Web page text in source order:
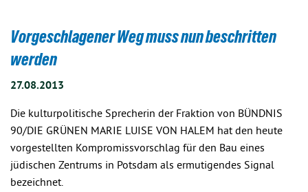
Vorgeschlagener Weg muss nun beschritten
werden
27.08.2013
Die kulturpolitische Sprecherin der Fraktion von BÜNDNIS
90/DIE GRÜNEN MARIE LUISE VON HALEM hat den heute
vorgestellten Kompromissvorschlag für den Bau eines
jüdischen Zentrums in Potsdam als ermutigendes Signal
bezeichnet.